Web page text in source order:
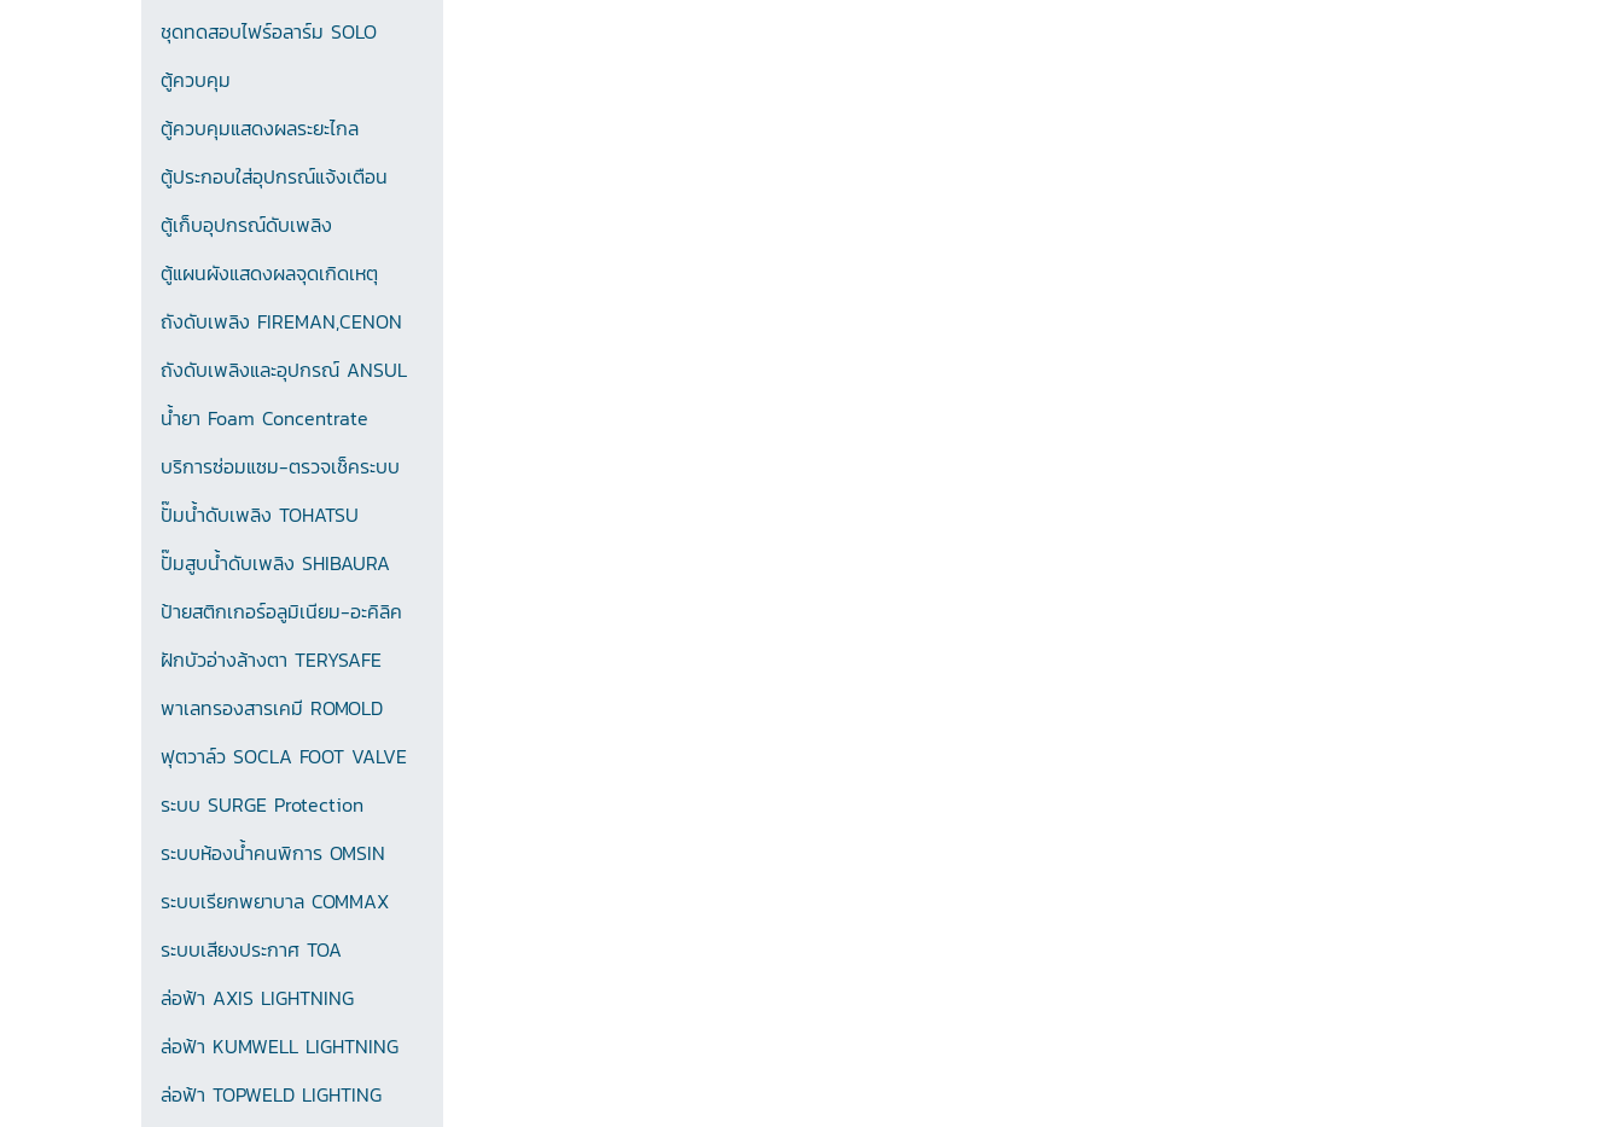
ชุดทดสอบไฟร์อลาร์ม SOLO
ตู้ควบคุม
ตู้ควบคุมแสดงผลระยะไกล
ตู้ประกอบใส่อุปกรณ์แจ้งเตือน
ตู้เก็บอุปกรณ์ดับเพลิง
ตู้แผนผังแสดงผลจุดเกิดเหตุ
ถังดับเพลิง FIREMAN,CENON
ถังดับเพลิงและอุปกรณ์ ANSUL
น้ำยา Foam Concentrate
บริการซ่อมแซม-ตรวจเช็คระบบ
ปั๊มน้ำดับเพลิง TOHATSU
ปั๊มสูบน้ำดับเพลิง SHIBAURA
ป้ายสติกเกอร์อลูมิเนียม-อะคิลิค
ฝักบัวอ่างล้างตา TERYSAFE
พาเลทรองสารเคมี ROMOLD
ฟุตวาล์ว SOCLA FOOT VALVE
ระบบ SURGE Protection
ระบบห้องน้ำคนพิการ OMSIN
ระบบเรียกพยาบาล COMMAX
ระบบเสียงประกาศ TOA
ล่อฟ้า AXIS LIGHTNING
ล่อฟ้า KUMWELL LIGHTNING
ล่อฟ้า TOPWELD LIGHTING